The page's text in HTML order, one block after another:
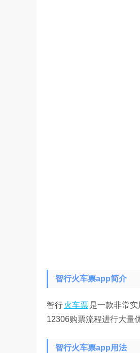
智行火车票app简介
智行火车票是一款非常
12306购票流程进行大量
智行火车票app用法